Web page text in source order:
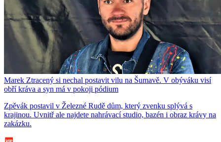
Marek Ztracený si nechal postavit vilu na Šumavě. V obýváku visí
obří kráva a syn má v pokoji pódium
Zpěvák postavil v Železné Rudě dům, který zvenku splývá s
krajinou. Uvnitř ale najdete nahrávací studio, bazén i obraz krávy na
zakázku.